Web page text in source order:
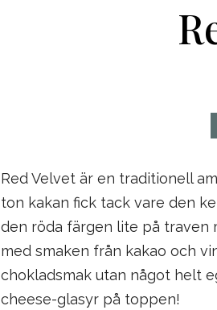
Red Velvet är en traditionell
ton kakan fick tack vare den
den röda färgen lite på traven
med smaken från kakao och
chokladsmak utan något helt
cheese-glasyr på toppen!